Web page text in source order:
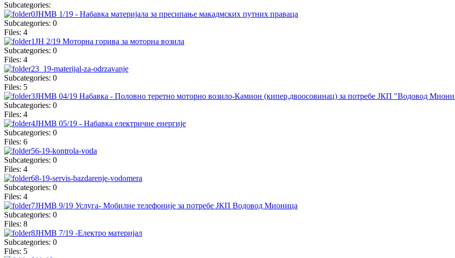
Subcategories:
ЈНМВ 1/19 - Набавка материјала за пресипање макадмских путних праваца
Subcategories: 0
Files: 4
ЈН 2/19 Mоторна горива за моторна возила
Subcategories: 0
Files: 4
3_19-materijal-za-odrzavanje
Subcategories: 0
Files: 5
ЈНМВ 04/19 Набaвка - Половно теретно моторно возило-Камион (кипер,двоосовинац) за потребе ЈКП "Водовод
Subcategories: 0
Files: 4
ЈНМВ 05/19 - Набавка електричне енергије
Subcategories: 0
Files: 6
6-19-kontrola-voda
Subcategories: 0
Files: 4
8-19-servis-bazdarenje-vodomera
Subcategories: 0
Files: 4
ЈНМВ 9/19 Услуга- Мобилне телефоније за потребе ЈКП Водовод Мионица
Subcategories: 0
Files: 8
ЈНМВ 7/19 -Електро материјал
Subcategories: 0
Files: 5